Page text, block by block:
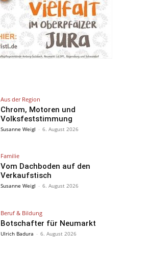
Aus der Region
Chrom, Motoren und
Volksfeststimmung
Susanne Weigl - 6. August 2026
Familie
Vom Dachboden auf den
Verkaufstisch
Susanne Weigl - 6. August 2026
Beruf & Bildung
Botschafter für Neumarkt
Ulrich Badura - 6. August 2026